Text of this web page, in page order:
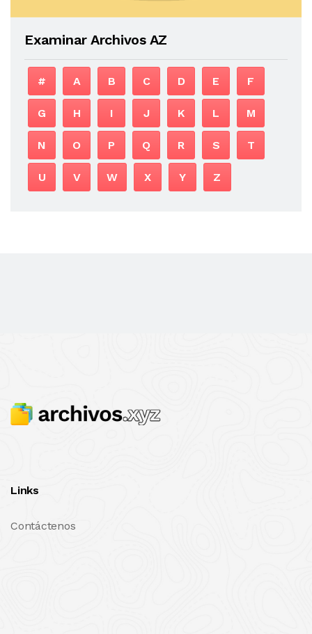
Examinar Archivos AZ
# A B C D E F
G H I J K L M
N O P Q R S T
U V W X Y Z
Links
Contáctenos